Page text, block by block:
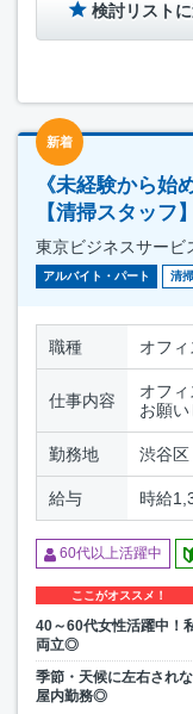
検討リスト
新着
《未経験から始
【清掃スタッ
東京ビジネスサー
アルバイト・パート 清掃
職種 オフ
仕事内容
オフ
お願い
勤務地 渋谷区
給与 時給
60代以上活躍中
ここがオススメ！
40～60代女性活躍中！
両立◎
季節・天候に左右され
屋内勤務◎